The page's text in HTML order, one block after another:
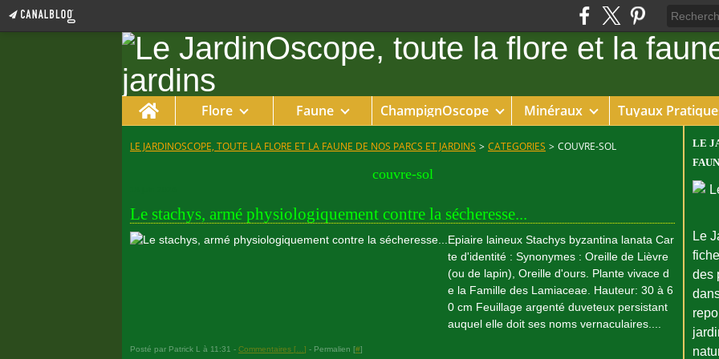
Home Flore Faune ChampignOscope Minéraux Tuyaux
LE JARDINOSCOPE, TOUTE LA FLORE ET LA FAUNE DE NOS PARCS ET JARDINS > CATEGORIES > COUVRE-SOL
couvre-sol
Le stachys, armé physiologiquement contre la sécheresse...
Epiaire laineux Stachys byzantina lanata Car
te d'identité : Synonymes : Oreille de Lièvre
(ou de lapin), Oreille d'ours. Plante vivace d
e la Famille des Lamiaceae. Hauteur: 30 à 6
0 cm Feuillage argenté duveteux persistant
auquel elle doit ses noms vernaculaires....
Posté par Patrick L à 11:31 - Commentaires [ ] - Permalien [#]
LE
Le
des